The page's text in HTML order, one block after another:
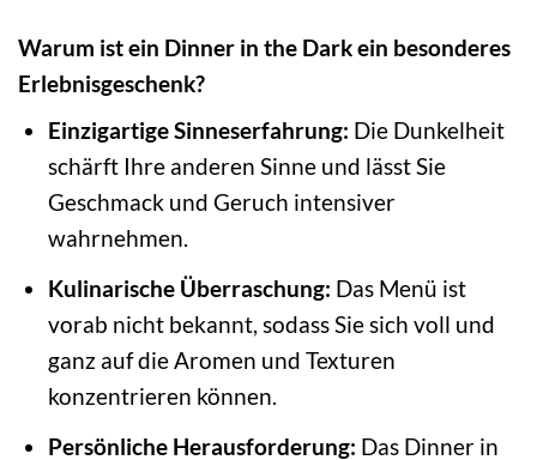
Warum ist ein Dinner in the Dark ein besonderes
Erlebnisgeschenk?
Einzigartige Sinneserfahrung: Die Dunkelheit
schärft Ihre anderen Sinne und lässt Sie
Geschmack und Geruch intensiver
wahrnehmen.
Kulinarische Überraschung: Das Menü ist
vorab nicht bekannt, sodass Sie sich voll und
ganz auf die Aromen und Texturen
konzentrieren können.
Persönliche Herausforderung: Das Dinner in